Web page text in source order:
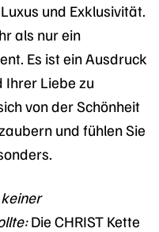
und Exklusivität.
als nur ein
Es ist ein Ausdruck
Ihrer Liebe zu
von der Schönheit
und fühlen Sie
Die CHRIST Kette